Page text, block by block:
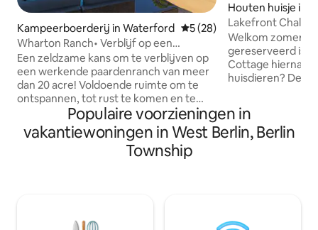
Kampeerboerderij in Waterford Gemiddelde beoordeling
5 (28)
Wharton Ranch• Verblijf op een
paardenboerderij• Terras met uitzicht
op het bos
Een zeldzame kans om te verblijven op
een werkende paardenranch van meer
dan 20 acre! Voldoende ruimte om te
ontspannen, tot rust te komen en te
genieten van de Pine Barrens in het
Wharton State Forest. Geniet van je
ochtendkoffie terwijl je op slechts
enkele stappen van de veranda naar
brengen. Adembenemend uitzicht op
Houten huisje in
Lakefront
Gratis
Welkom zomer Als ons chalet
gereserveerd is? Bekijk ons Lakeside
Cottage
huisdieren? Denk
hebben allemaal
de
Peddelen door
bovenste meer.
Het terras
Populaire voorzieningen in
vakantiewoningen in West Berlin, Berlin
Township